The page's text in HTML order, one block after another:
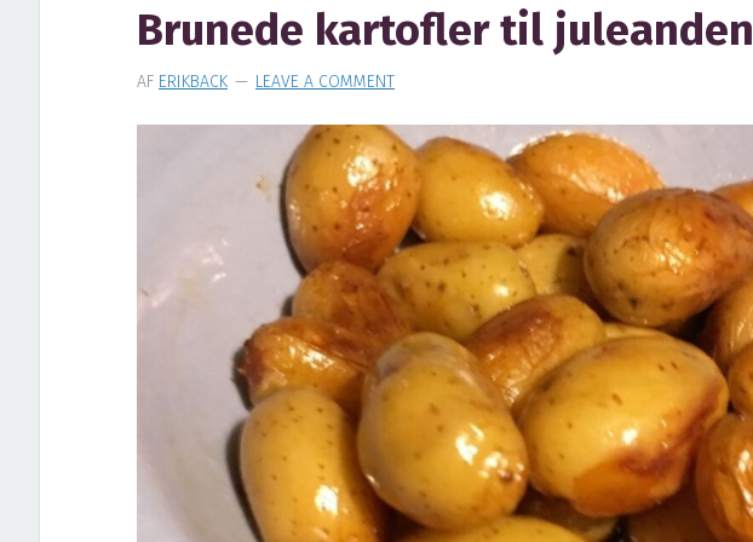
Brunede kartofler til juleanden
AF ERIKBACK LEAVE A COMMENT